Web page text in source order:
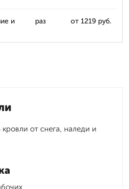
и
раз от 1219 руб.
кровли от снега, наледи и